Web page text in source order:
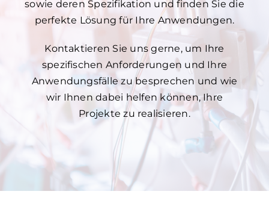
sowie deren Spezifikation und finden Sie die
perfekte Lösung für Ihre Anwendungen.
Kontaktieren Sie uns gerne, um Ihre
spezifischen Anforderungen und Ihre
Anwendungsfälle zu besprechen und wie
wir Ihnen dabei helfen können, Ihre
Projekte zu realisieren.